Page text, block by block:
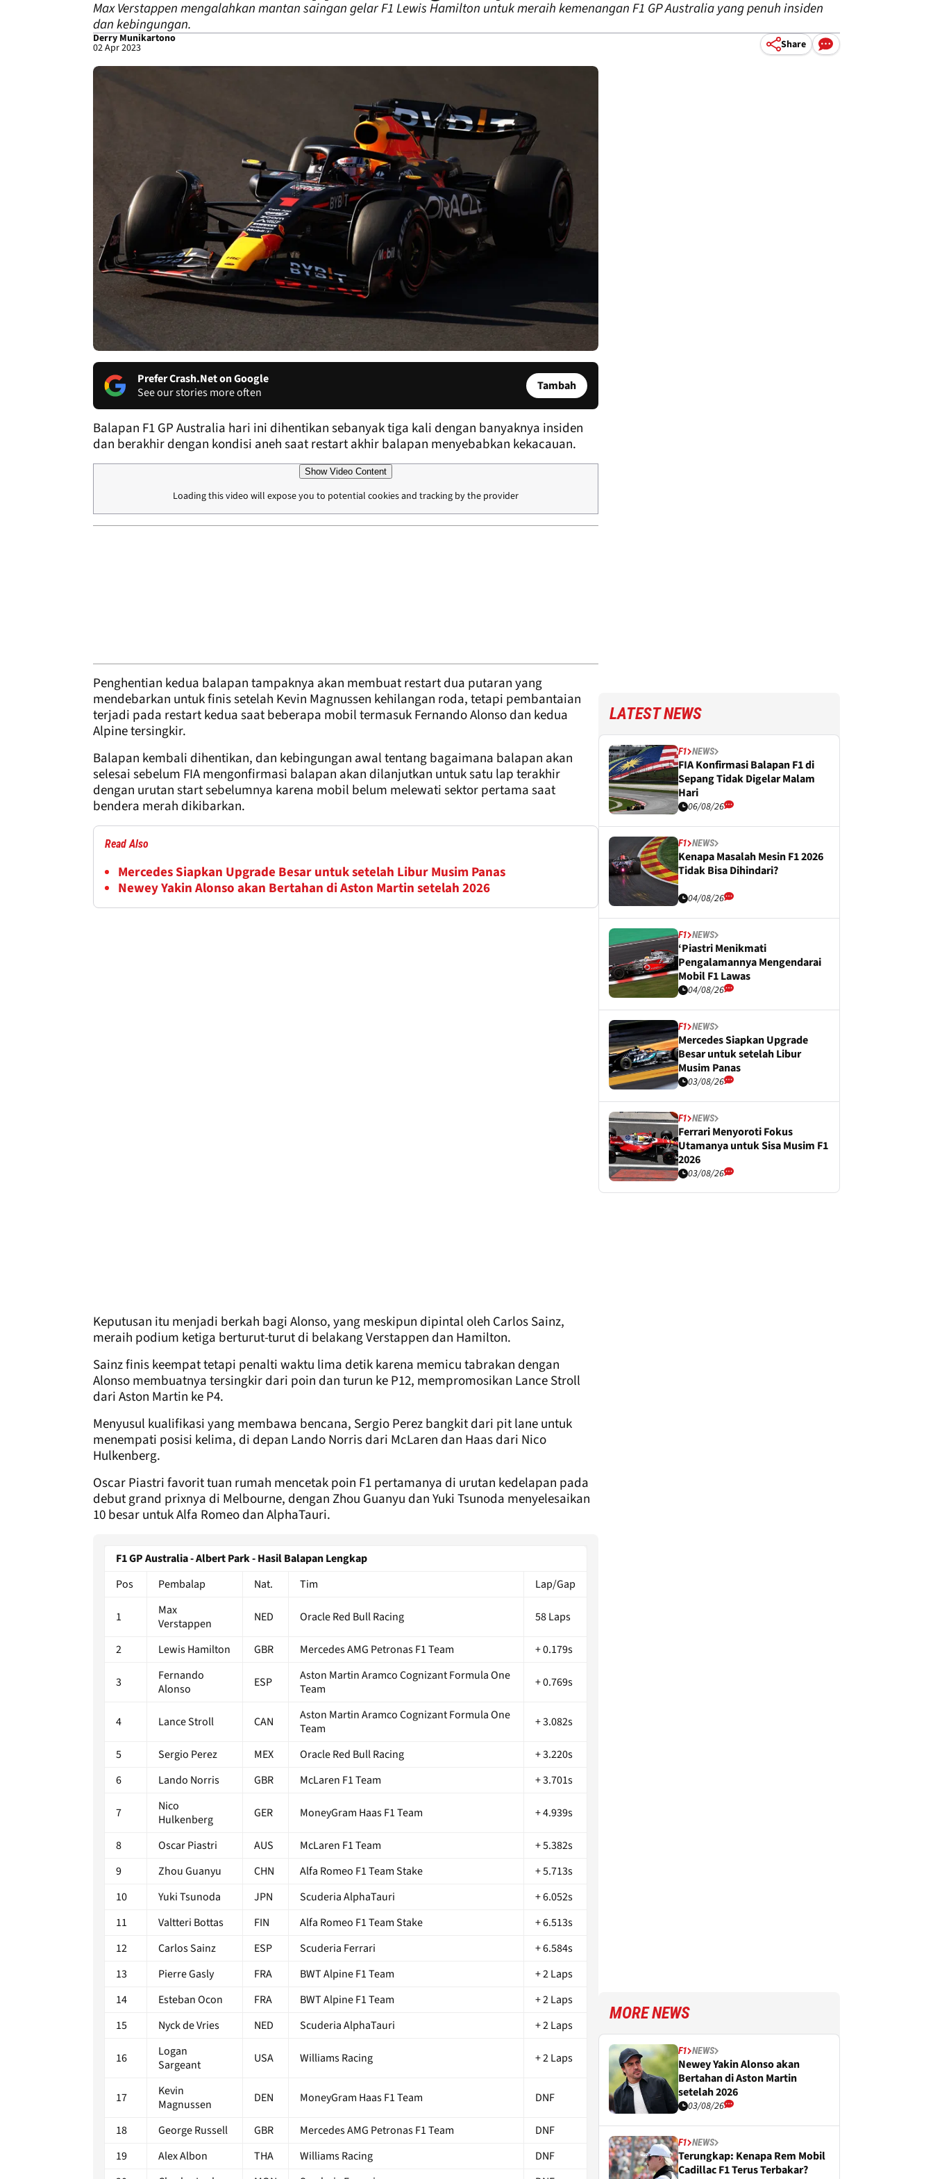
Max Verstappen mengalahkan mantan saingan gelar F1 Lewis Hamilton untuk meraih kemenangan F1 GP Australia yang penuh insiden
dan kebingungan.
Derry Munikartono
02 Apr 2023 Share
Prefer Crash.Net on Google
See our stories more often
Tambah
Balapan F1 GP Australia hari ini dihentikan sebanyak tiga kali dengan banyaknya insiden
dan berakhir dengan kondisi aneh saat restart akhir balapan menyebabkan kekacauan.
Show Video Content
Loading this video will expose you to potential cookies and tracking by the provider
Penghentian kedua balapan tampaknya akan membuat restart dua putaran yang
mendebarkan untuk finis setelah Kevin Magnussen kehilangan roda, tetapi pembantaian
terjadi pada restart kedua saat beberapa mobil termasuk Fernando Alonso dan kedua
Alpine tersingkir.
Balapan kembali dihentikan, dan kebingungan awal tentang bagaimana balapan akan
selesai sebelum FIA mengonfirmasi balapan akan dilanjutkan untuk satu lap terakhir
dengan urutan start sebelumnya karena mobil belum melewati sektor pertama saat
bendera merah dikibarkan.
Read Also
Mercedes Siapkan Upgrade Besar untuk setelah Libur Musim Panas
Newey Yakin Alonso akan Bertahan di Aston Martin setelah 2026
Keputusan itu menjadi berkah bagi Alonso, yang meskipun dipintal oleh Carlos Sainz,
meraih podium ketiga berturut-turut di belakang Verstappen dan Hamilton.
Sainz finis keempat tetapi penalti waktu lima detik karena memicu tabrakan dengan
Alonso membuatnya tersingkir dari poin dan turun ke P12, mempromosikan Lance Stroll
dari Aston Martin ke P4.
Menyusul kualifikasi yang membawa bencana, Sergio Perez bangkit dari pit lane untuk
menempati posisi kelima, di depan Lando Norris dari McLaren dan Haas dari Nico
Hulkenberg.
Oscar Piastri favorit tuan rumah mencetak poin F1 pertamanya di urutan kedelapan pada
debut grand prixnya di Melbourne, dengan Zhou Guanyu dan Yuki Tsunoda menyelesaikan
10 besar untuk Alfa Romeo dan AlphaTauri.
F1 GP Australia - Albert Park - Hasil Balapan Lengkap
Pos
Pembalap Nat. Tim Lap/Gap
1
Max
Verstappen
NED Oracle Red Bull Racing 58 Laps
2 Lewis Hamilton GBR Mercedes AMG Petronas F1 Team + 0.179s
3
Fernando
Alonso
ESP
Aston Martin Aramco Cognizant Formula One
Team
+ 0.769s
4 Lance Stroll CAN
Aston Martin Aramco Cognizant Formula One
Team
+ 3.082s
5 Sergio Perez MEX Oracle Red Bull Racing
+ 3.220s
6
Lando Norris GBR McLaren F1 Team + 3.701s
7
Nico
Hulkenberg
GER MoneyGram Haas F1 Team + 4.939s
8 Oscar Piastri AUS McLaren F1 Team
+ 5.382s
9
Zhou Guanyu CHN Alfa Romeo F1 Team Stake
+ 5.713s
10
Yuki Tsunoda JPN Scuderia AlphaTauri
+ 6.052s
11
Valtteri Bottas FIN Alfa Romeo F1 Team Stake
+ 6.513s
12
Carlos Sainz ESP Scuderia Ferrari
+ 6.584s
13
Pierre Gasly FRA BWT Alpine F1 Team
+ 2 Laps
14
Esteban Ocon FRA BWT Alpine F1 Team
+ 2 Laps
15
Nyck de Vries NED Scuderia AlphaTauri + 2 Laps
16
Logan
Sargeant
USA Williams Racing + 2 Laps
17
Kevin
Magnussen
DEN MoneyGram Haas F1 Team DNF
18 George Russell GBR Mercedes AMG Petronas F1 Team
DNF
19
Alex Albon THA Williams Racing
DNF
LATEST NEWS
F1 NEWS
FIA Konfirmasi Balapan F1 di
Sepang Tidak Digelar Malam
Hari
06/08/26
F1 NEWS
Kenapa Masalah Mesin F1 2026
Tidak Bisa Dihindari?
04/08/26
F1 NEWS
‘Piastri Menikmati
Pengalamannya Mengendarai
Mobil F1 Lawas
04/08/26
F1 NEWS
Mercedes Siapkan Upgrade
Besar untuk setelah Libur
Musim Panas
03/08/26
F1 NEWS
Ferrari Menyoroti Fokus
Utamanya untuk Sisa Musim F1
2026
03/08/26
MORE NEWS
F1 NEWS
Newey Yakin Alonso akan
Bertahan di Aston Martin
setelah 2026
03/08/26
F1 NEWS
Terungkap: Kenapa Rem Mobil
Cadillac F1 Terus Terbakar?